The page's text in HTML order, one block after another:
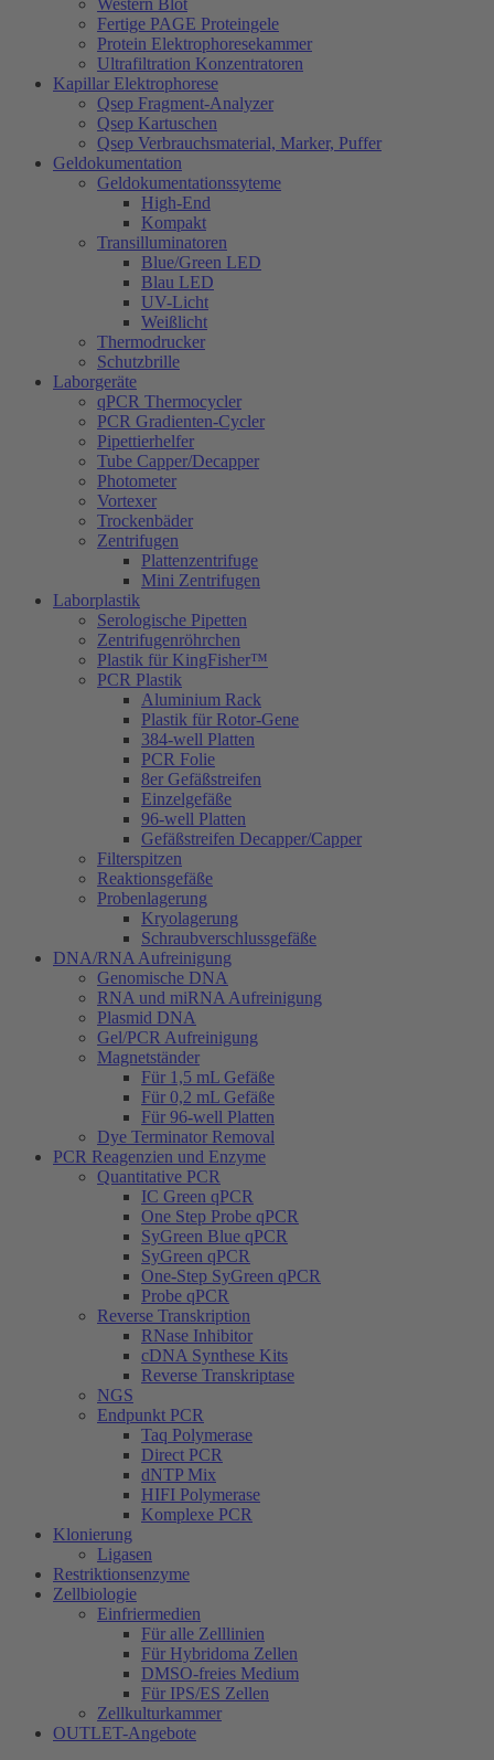
Western Blot
Fertige PAGE Proteingele
Protein Elektrophoresekammer
Ultrafiltration Konzentratoren
Kapillar Elektrophorese
Qsep Fragment-Analyzer
Qsep Kartuschen
Qsep Verbrauchsmaterial, Marker, Puffer
Geldokumentation
Geldokumentationssyteme
High-End
Kompakt
Transilluminatoren
Blue/Green LED
Blau LED
UV-Licht
Weißlicht
Thermodrucker
Schutzbrille
Laborgeräte
qPCR Thermocycler
PCR Gradienten-Cycler
Pipettierhelfer
Tube Capper/Decapper
Photometer
Vortexer
Trockenbäder
Zentrifugen
Plattenzentrifuge
Mini Zentrifugen
Laborplastik
Serologische Pipetten
Zentrifugenröhrchen
Plastik für KingFisher™
PCR Plastik
Aluminium Rack
Plastik für Rotor-Gene
384-well Platten
PCR Folie
8er Gefäßstreifen
Einzelgefäße
96-well Platten
Gefäßstreifen Decapper/Capper
Filterspitzen
Reaktionsgefäße
Probenlagerung
Kryolagerung
Schraubverschlussgefäße
DNA/RNA Aufreinigung
Genomische DNA
RNA und miRNA Aufreinigung
Plasmid DNA
Gel/PCR Aufreinigung
Magnetständer
Für 1,5 mL Gefäße
Für 0,2 mL Gefäße
Für 96-well Platten
Dye Terminator Removal
PCR Reagenzien und Enzyme
Quantitative PCR
IC Green qPCR
One Step Probe qPCR
SyGreen Blue qPCR
SyGreen qPCR
One-Step SyGreen qPCR
Probe qPCR
Reverse Transkription
RNase Inhibitor
cDNA Synthese Kits
Reverse Transkriptase
NGS
Endpunkt PCR
Taq Polymerase
Direct PCR
dNTP Mix
HIFI Polymerase
Komplexe PCR
Klonierung
Ligasen
Restriktionsenzyme
Zellbiologie
Einfriermedien
Für alle Zelllinien
Für Hybridoma Zellen
DMSO-freies Medium
Für IPS/ES Zellen
Zellkulturkammer
OUTLET-Angebote